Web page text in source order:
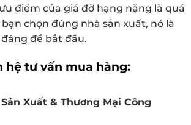
điểm của giá đỡ hạng nặng là quá
chọn đúng nhà sản xuất, nó là
để bắt đầu.
hệ tư vấn mua hàng:
Xuất & Thương Mại Công